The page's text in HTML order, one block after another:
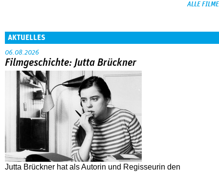
ALLE FILME
AKTUELLES
06.08.2026
Filmgeschichte: Jutta Brückner
Jutta Brückner hat als Autorin und Regisseurin den